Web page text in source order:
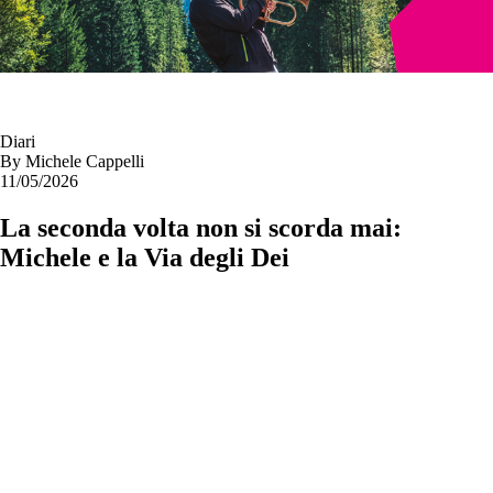
Diari
By Michele Cappelli
11/05/2026
La seconda volta non si scorda mai:
Michele e la Via degli Dei